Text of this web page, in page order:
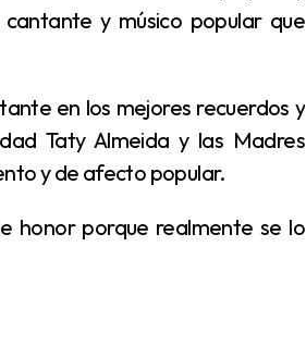
y músico popular que
Taty Almeida y las Madres
y de afecto popular.